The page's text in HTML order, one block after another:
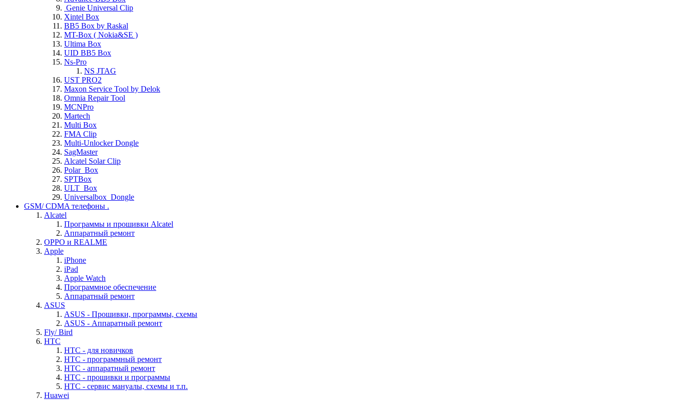
Genie Universal Clip
Xintel Box
BB5 Box by Raskal
MT-Box ( Nokia&SE )
Ultima Box
UID BB5 Box
Ns-Pro
NS JTAG
UST PRO2
Maxon Service Tool by Delok
Omnia Repair Tool
MCNPro
Martech
Multi Box
FMA Clip
Multi-Unlocker Dongle
SagMaster
Alcatel Solar Clip
Polar_Box
SPTBox
ULT_Box
Universalbox_Dongle
GSM/ CDMA телефоны .
Alcatel
Программы и прошивки Alcatel
Аппаратный ремонт
OPPO и REALME
Apple
iPhone
iPad
Apple Watch
Программное обеспечение
Аппаратный ремонт
ASUS
ASUS - Прошивки, программы, схемы
ASUS - Аппаратный ремонт
Fly/ Bird
HTC
HTC - для новичков
HTC - программный ремонт
HTC - аппаратный ремонт
HTC - прошивки и программы
HTC - cервис мануалы, схемы и т.п.
Huawei